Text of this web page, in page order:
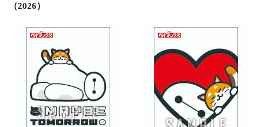
（2026）